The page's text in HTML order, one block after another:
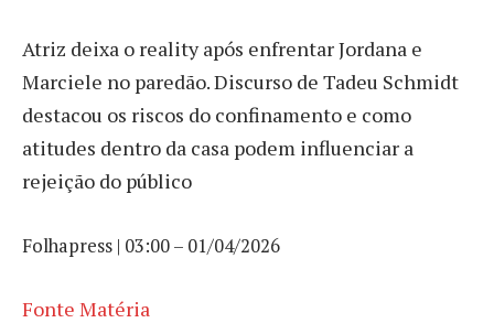
Atriz deixa o reality após enfrentar Jordana e
Marciele no paredão. Discurso de Tadeu Schmidt
destacou os riscos do confinamento e como
atitudes dentro da casa podem influenciar a
rejeição do público
Folhapress | 03:00 – 01/04/2026
Fonte Matéria